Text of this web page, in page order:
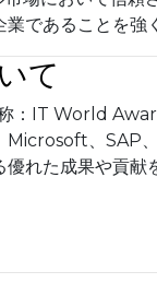
であることを強
て
IT World
、SAP
れた成果や貢